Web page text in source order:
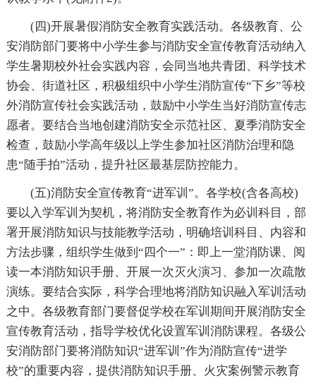
(四)开展暑假消防安全教育实践活动。各级教育、公
安消防部门要将中小学生参与消防安全宣传教育活动纳入
学生暑期校外社会实践内容，会同当地共青团、科学技术
协会、街道社区，积极组织中小学生消防宣传“下乡”等校
外消防宣传社会实践活动，鼓励中小学生当好消防宣传志
愿者。要结合当地创建消防安全示范社区、夏季消防安全
检查，鼓励小学高年级以上学生参加社区消防治理和隐
患“随手拍”活动，提升社区最基层防控能力。
(五)消防安全宣传教育“进军训”。各学校(含各高校)
要以入学军训为契机，将消防安全教育作为必训科目，部
署开展消防知识与技能教学活动，明确培训科目、内容和
方法步骤，组织学生做到“四个一”：即上一堂消防课、阅
读一本消防知识手册、开展一次灭火演习、参加一次疏散
演练。要结合实际，科学合理地将消防知识融入军训活动
之中。各级教育部门要督促学校在军训期间开展消防安全
宣传教育活动，指导学校优化设置军训消防课程。各级公
安消防部门要将消防知识“进军训”作为消防宣传“进学
校”的重要内容，提供消防知识手册、火灾案例警示教育